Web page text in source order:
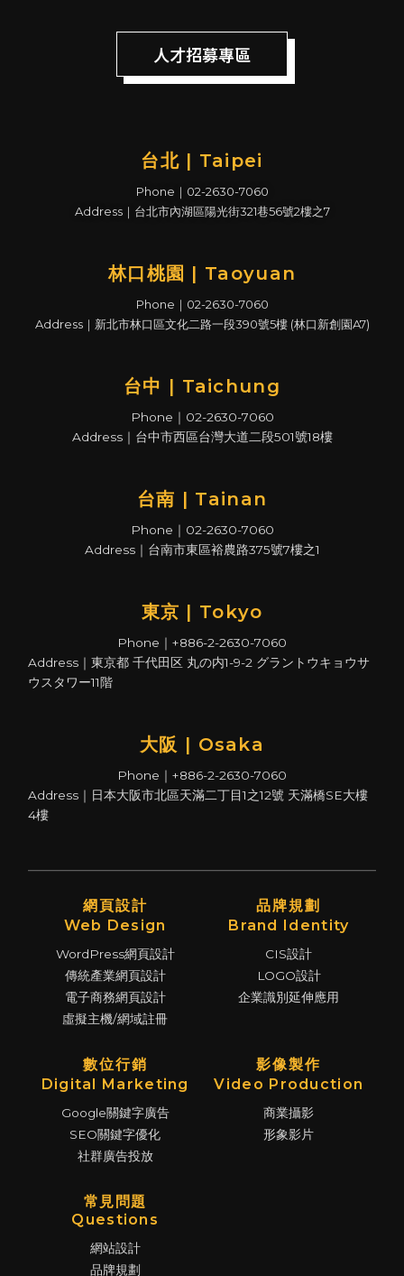
人才招募專區
台北 | Taipei
Phone｜02-2630-7060
Address｜台北市內湖區陽光街321巷56號2樓之7
林口桃園 | Taoyuan
Phone｜02-2630-7060
Address｜新北市林口區文化二路一段390號5樓 (林口新創園A7)
台中 | Taichung
Phone｜02-2630-7060
Address｜台中市西區台灣大道二段501號18樓
台南 | Tainan
Phone｜02-2630-7060
Address｜台南市東區裕農路375號7樓之1
東京 | Tokyo
Phone｜+886-2-2630-7060
Address｜東京都 千代田区 丸の内1-9-2 グラントウキョウサ
ウスタワー11階
大阪 | Osaka
Phone｜+886-2-2630-7060
Address｜日本大阪市北區天滿二丁目1之12號 天滿橋SE大樓
4樓
網頁設計
Web Design
WordPress網頁設計
傳統產業網頁設計
電子商務網頁設計
虛擬主機/網域註冊
品牌規劃
Brand Identity
CIS設計
LOGO設計
企業識別延伸應用
數位行銷
Digital Marketing
Google關鍵字廣告
SEO關鍵字優化
社群廣告投放
影像製作
Video Production
商業攝影
形象影片
常見問題
Questions
網站設計
品牌規劃